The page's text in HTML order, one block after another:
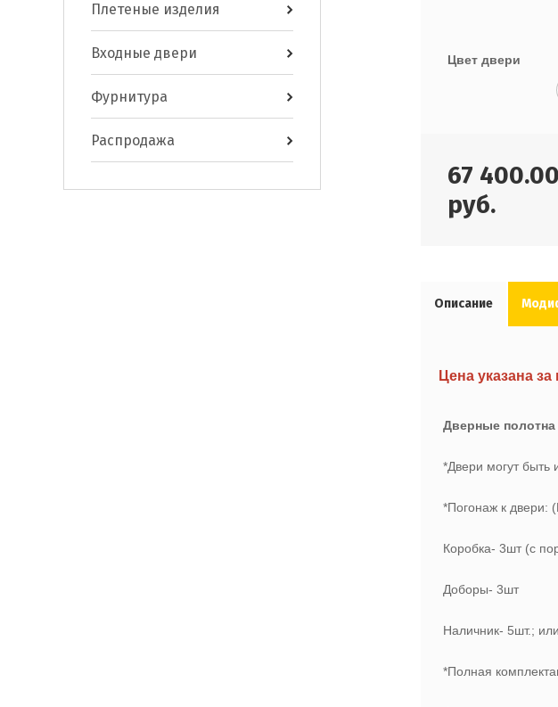
Плетеные изделия
Входные двери
Фурнитура
Распродажа
Цвет двери
67 400.00
руб.
Описание
Цена указана
Дверные полотна
*Двери могут быть
*Погонаж к двери:
Коробка- 3шт (с
Доборы- 3шт
Наличник- 5шт.;
*Полная